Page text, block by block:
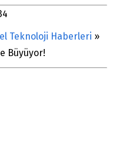
Teknoloji Haberleri »
Büyüyor!